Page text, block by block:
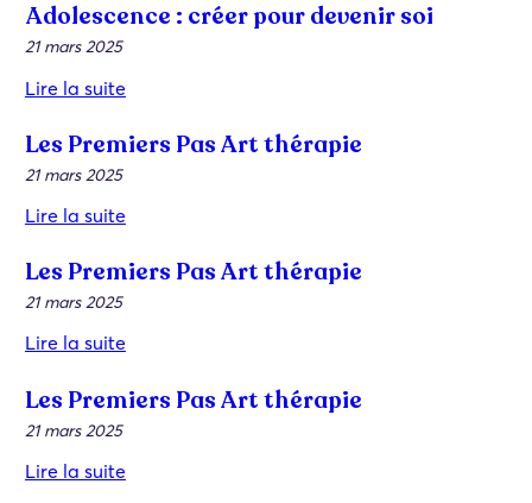
Adolescence : créer pour devenir soi
21 mars 2025
Lire la suite
Les Premiers Pas Art thérapie
21 mars 2025
Lire la suite
Les Premiers Pas Art thérapie
21 mars 2025
Lire la suite
Les Premiers Pas Art thérapie
21 mars 2025
Lire la suite